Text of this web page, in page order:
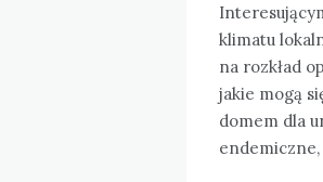
klimatu
na rozkład
jakie mogą
domem dla